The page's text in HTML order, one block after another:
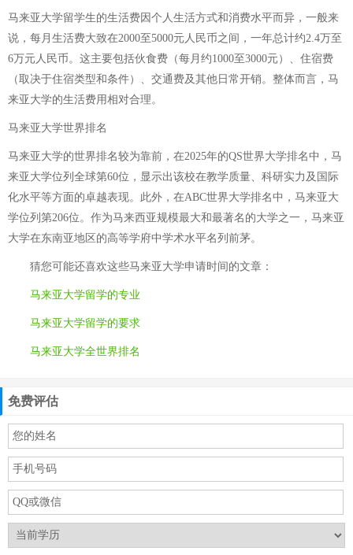
马来亚大学留学生的生活费因个人生活方式和消费水平而异，一般来
说，每月生活费大致在2000至5000元人民币之间，一年总计约2.4万至
6万元人民币。这主要包括伙食费（每月约1000至3000元）、住宿费
（取决于住宿类型和条件）、交通费及其他日常开销。整体而言，马
来亚大学的生活费用相对合理。
马来亚大学世界排名
马来亚大学的世界排名较为靠前，在2025年的QS世界大学排名中，马
来亚大学位列全球第60位，显示出该校在教学质量、科研实力及国际
化水平等方面的卓越表现。此外，在ABC世界大学排名中，马来亚大
学位列第206位。作为马来西亚规模最大和最著名的大学之一，马来亚
大学在东南亚地区的高等学府中学术水平名列前茅。
猜您可能还喜欢这些马来亚大学申请时间的文章：
马来亚大学留学的专业
马来亚大学留学的要求
马来亚大学全世界排名
免费评估